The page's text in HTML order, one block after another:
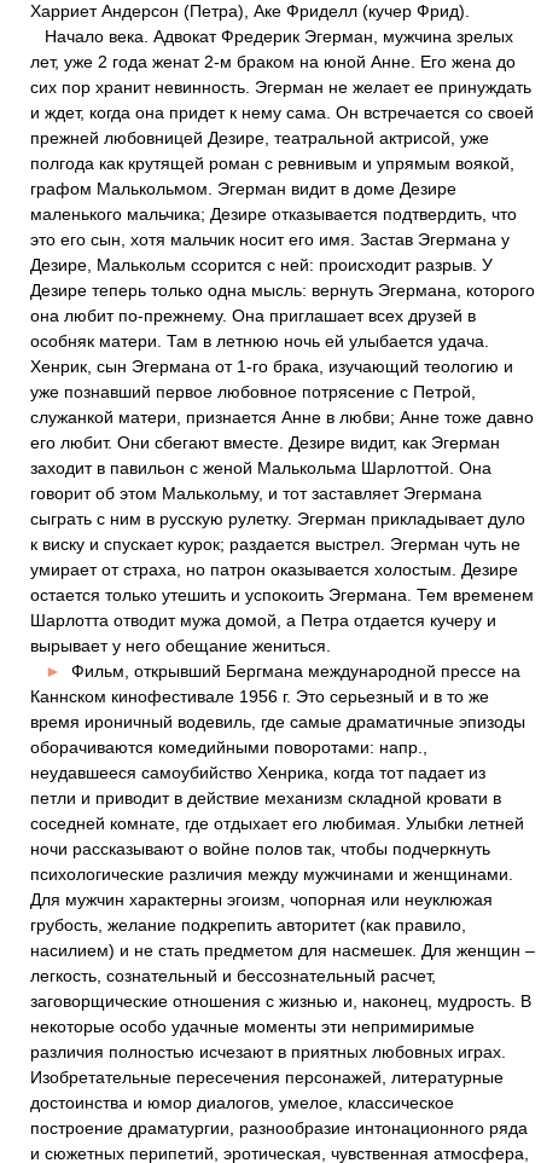
Харриет Андерсон (Петра), Аке Фриделл (кучер Фрид).
Начало века. Адвокат Фредерик Эгерман, мужчина зрелых
лет, уже 2 года женат 2-м браком на юной Анне. Его жена до
сих пор хранит невинность. Эгерман не желает ее принуждать
и ждет, когда она придет к нему сама. Он встречается со своей
прежней любовницей Дезире, театральной актрисой, уже
полгода как крутящей роман с ревнивым и упрямым воякой,
графом Малькольмом. Эгерман видит в доме Дезире
маленького мальчика; Дезире отказывается подтвердить, что
это его сын, хотя мальчик носит его имя. Застав Эгермана у
Дезире, Малькольм ссорится с ней: происходит разрыв. У
Дезире теперь только одна мысль: вернуть Эгермана, которого
она любит по-прежнему. Она приглашает всех друзей в
особняк матери. Там в летнюю ночь ей улыбается удача.
Хенрик, сын Эгермана от 1-го брака, изучающий теологию и
уже познавший первое любовное потрясение с Петрой,
служанкой матери, признается Анне в любви; Анне тоже давно
его любит. Они сбегают вместе. Дезире видит, как Эгерман
заходит в павильон с женой Малькольма Шарлоттой. Она
говорит об этом Малькольму, и тот заставляет Эгермана
сыграть с ним в русскую рулетку. Эгерман прикладывает дуло
к виску и спускает курок; раздается выстрел. Эгерман чуть не
умирает от страха, но патрон оказывается холостым. Дезире
остается только утешить и успокоить Эгермана. Тем временем
Шарлотта отводит мужа домой, а Петра отдается кучеру и
вырывает у него обещание жениться.
►
Фильм, открывший Бергмана международной прессе на
Каннском кинофестивале 1956 г. Это серьезный и в то же
время ироничный водевиль, где самые драматичные эпизоды
оборачиваются комедийными поворотами: напр.,
неудавшееся самоубийство Хенрика, когда тот падает из
петли и приводит в действие механизм складной кровати в
соседней комнате, где отдыхает его любимая. Улыбки летней
ночи рассказывают о войне полов так, чтобы подчеркнуть
психологические различия между мужчинами и женщинами.
Для мужчин характерны эгоизм, чопорная или неуклюжая
грубость, желание подкрепить авторитет (как правило,
насилием) и не стать предметом для насмешек. Для женщин –
легкость, сознательный и бессознательный расчет,
заговорщические отношения с жизнью и, наконец, мудрость. В
некоторые особо удачные моменты эти непримиримые
различия полностью исчезают в приятных любовных играх.
Изобретательные пересечения персонажей, литературные
достоинства и юмор диалогов, умелое, классическое
построение драматургии, разнообразие интонационного ряда
и сюжетных перипетий, эротическая, чувственная атмосфера,